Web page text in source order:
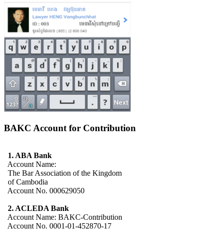
BAKC Account for Contribution
1. ABA Bank
Account Name:
The Bar Association of the Kingdom
of Cambodia
Account No. 000629050
2. ACLEDA Bank
Account Name: BAKC-Contribution
Account No. 0001-01-452870-17